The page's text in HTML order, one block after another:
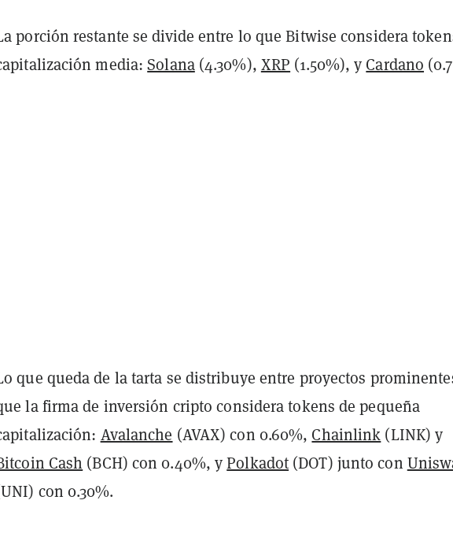
porción restante se divide entre lo que Bitwise considera
media:Solana(4.30%), XRP (1.50%), y Cardano
que queda de la tarta se distribuye entre proyectos
la firma de inversión cripto considera tokens de pequeña
Avalanche (AVAX) con 0.60%, Chainlink (LINK) y
Cash (BCH) con 0.40%, yPolkadot (DOT) junto con
con 0.30%.